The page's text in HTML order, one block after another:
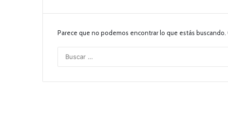
Parece que no podemos encontrar lo que estás